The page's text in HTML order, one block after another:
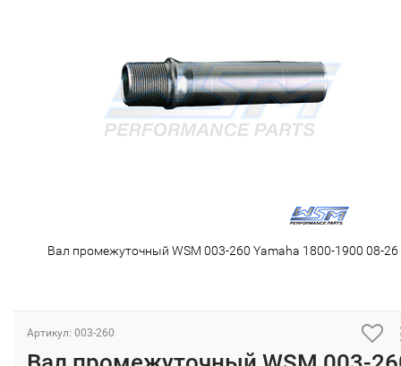
Вал промежуточный WSM 003-260 Yamaha 1800-1900 08-26
Артикул: 003-260